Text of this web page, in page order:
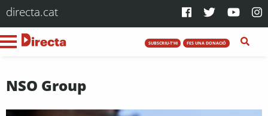
directa.cat
SUBSCRIU-T'HI FES UNA DONACIÓ
NSO Group